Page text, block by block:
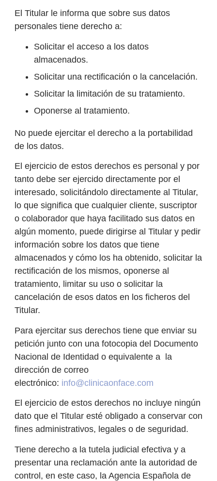
El Titular le informa que sobre sus datos
personales tiene derecho a:
Solicitar el acceso a los datos
almacenados.
Solicitar una rectificación o la cancelación.
Solicitar la limitación de su tratamiento.
Oponerse al tratamiento.
No puede ejercitar el derecho a la portabilidad
de los datos.
El ejercicio de estos derechos es personal y por
tanto debe ser ejercido directamente por el
interesado, solicitándolo directamente al Titular,
lo que significa que cualquier cliente, suscriptor
o colaborador que haya facilitado sus datos en
algún momento, puede dirigirse al Titular y pedir
información sobre los datos que tiene
almacenados y cómo los ha obtenido, solicitar la
rectificación de los mismos, oponerse al
tratamiento, limitar su uso o solicitar la
cancelación de esos datos en los ficheros del
Titular.
Para ejercitar sus derechos tiene que enviar su
petición junto con una fotocopia del Documento
Nacional de Identidad o equivalente a la
dirección de correo
electrónico: info@clinicaonface.com
El ejercicio de estos derechos no incluye ningún
dato que el Titular esté obligado a conservar con
fines administrativos, legales o de seguridad.
Tiene derecho a la tutela judicial efectiva y a
presentar una reclamación ante la autoridad de
control, en este caso, la Agencia Española de